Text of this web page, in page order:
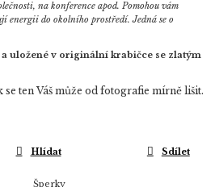
na konference apod. Pomohou vám
energii do okolního prostředí. Jedná se o
a uložené v originální krabičce se zlatým
ten Váš může od fotografie mírně lišit.
Šperky
Hlídat Sdílet